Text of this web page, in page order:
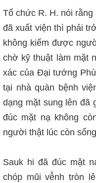
Tổ chức R. H. nói rằng
đã xuất viện thì phải
không kiếm được
chờ kỹ thuật làm mặt
xác của Đại tướng
tại nhà quàn bệnh
dạng mặt sung lên đã
đúc mặt nạ không
người thật lúc còn
Sauk hi đã đúc mặt
chóp mũi vễnh tròn